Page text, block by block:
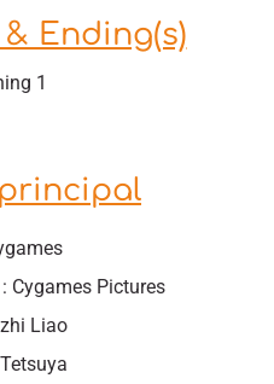
Ending(s)
1
Cygames Pictures
Liao